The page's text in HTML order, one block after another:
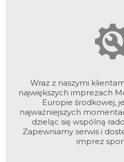
Wraz z naszymi
największych imprezach
Europie środkowej,
najważniejszych
dzieląc się wspólną
Zapewniamy serwis i
imprez